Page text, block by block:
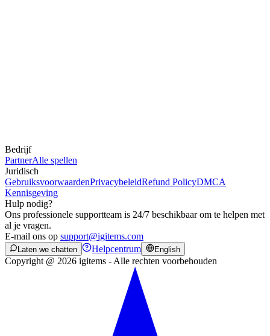
Bedrijf
PartnerAlle spellen
Juridisch
GebruiksvoorwaardenPrivacybeleidRefund PolicyDMCA
Kennisgeving
Hulp nodig?
Ons professionele supportteam is 24/7 beschikbaar om te helpen met
al je vragen.
E-mail ons op support@igitems.com
Laten we chatten Helpcentrum English
Copyright @ 2026 igitems - Alle rechten voorbehouden